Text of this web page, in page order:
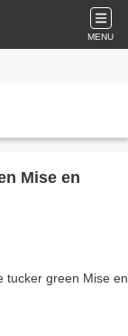
MENU